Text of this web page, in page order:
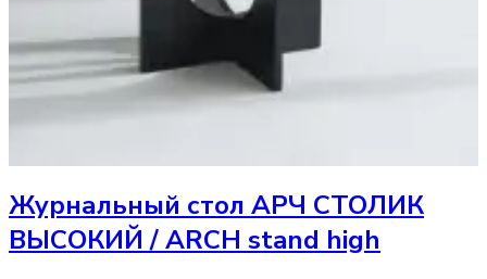
Журнальный стол АРЧ СТОЛИК
ВЫСОКИЙ / ARCH stand high